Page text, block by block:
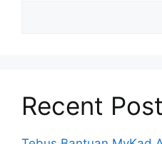
Recent